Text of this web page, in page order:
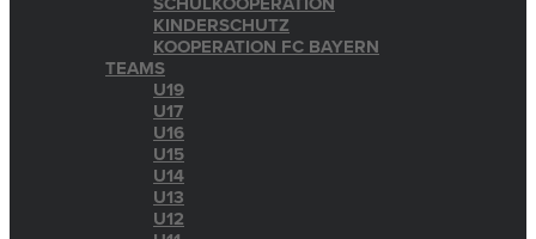
KINDERSCHUTZ
KOOPERATION FC BAYERN
TEAMS
U19
U17
U16
U15
U14
U13
U12